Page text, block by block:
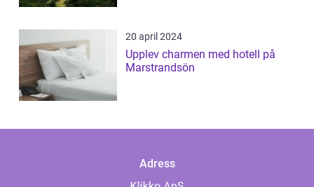
20 april 2024
Upplev charmen med hotell på
Marstrandsön
Adress